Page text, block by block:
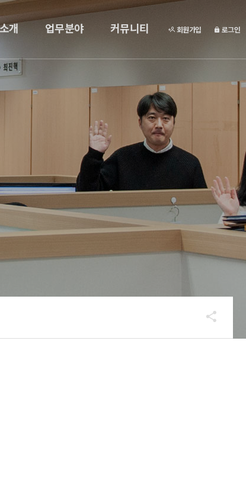
개 업무분야 커뮤니티 회원가입 로그인